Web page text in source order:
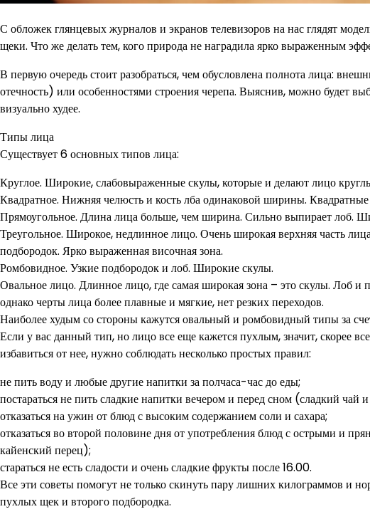
С обложек глянцевых журналов и экранов телевизоров на нас глядят
щеки. Что же делать тем, кого природа не наградила ярко выраженным
В первую очередь стоит разобраться, чем обусловлена полнота лица:
отечность) или особенностями строения черепа. Выяснив, можно будет
визуально худее.
Типы лица
Существует 6 основных типов лица:
Круглое. Широкие, слабовыраженные скулы, которые и делают лицо
Квадратное. Нижняя челюсть и кость лба одинаковой ширины. Квадратные
Прямоугольное. Длина лица больше, чем ширина. Сильно выпирает лоб.
Треугольное. Широкое, недлинное лицо. Очень широкая верхняя часть
подбородок. Ярко выраженная височная зона.
Ромбовидное. Узкие подбородок и лоб. Широкие скулы.
Овальное лицо. Длинное лицо, где самая широкая зона – это скулы. Лоб
однако черты лица более плавные и мягкие, нет резких переходов.
Наиболее худым со стороны кажутся овальный и ромбовидный типы за
Если у вас данный тип, но лицо все еще кажется пухлым, значит, скорее
избавиться от нее, нужно соблюдать несколько простых правил:
не пить воду и любые другие напитки за полчаса-час до еды;
постараться не пить сладкие напитки вечером и перед сном (сладкий чай
отказаться на ужин от блюд с высоким содержанием соли и сахара;
отказаться во второй половине дня от употребления блюд с острыми и
кайенский перец);
стараться не есть сладости и очень сладкие фрукты после 16.00.
Все эти советы помогут не только скинуть пару лишних килограммов и
пухлых щек и второго подбородка.